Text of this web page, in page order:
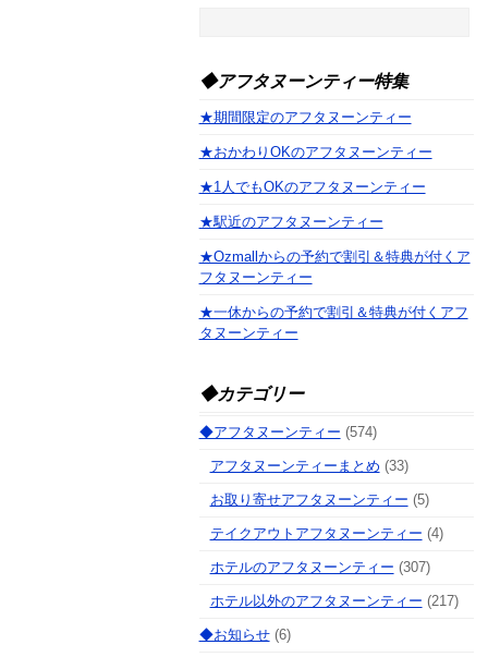
◆アフタヌーンティー特集
★期間限定のアフタヌーンティー
★おかわりOKのアフタヌーンティー
★1人でもOKのアフタヌーンティー
★駅近のアフタヌーンティー
★Ozmallからの予約で割引＆特典が付くア
フタヌーンティー
★一休からの予約で割引＆特典が付くアフ
タヌーンティー
◆カテゴリー
◆アフタヌーンティー (574)
アフタヌーンティーまとめ (33)
お取り寄せアフタヌーンティー (5)
テイクアウトアフタヌーンティー (4)
ホテルのアフタヌーンティー (307)
ホテル以外のアフタヌーンティー (217)
◆お知らせ(6)